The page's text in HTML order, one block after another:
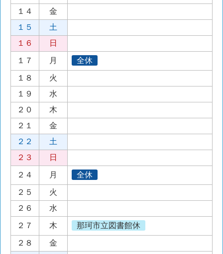
１４
金
１５
土
１６
日
１７ 月 全休
１８
火
１９
水
２０
木
２１
金
２２
土
２３
日
２４ 月 全休
２５
火
２６
水
２７ 木 那珂市立図書館休
２８
金